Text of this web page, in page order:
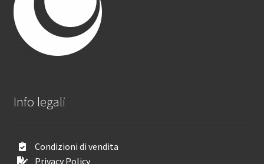
Info legali
Condizioni di vendita
Privacy Policy